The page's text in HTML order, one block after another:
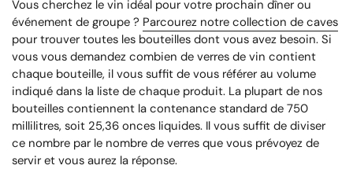
Vous cherchez le vin idéal pour votre prochain dîner ou
événement de groupe ? Parcourez notre collection de caves
pour trouver toutes les bouteilles dont vous avez besoin. Si
vous vous demandez combien de verres de vin contient
chaque bouteille, il vous suffit de vous référer au volume
indiqué dans la liste de chaque produit. La plupart de nos
bouteilles contiennent la contenance standard de 750
millilitres, soit 25,36 onces liquides. Il vous suffit de diviser
ce nombre par le nombre de verres que vous prévoyez de
servir et vous aurez la réponse.